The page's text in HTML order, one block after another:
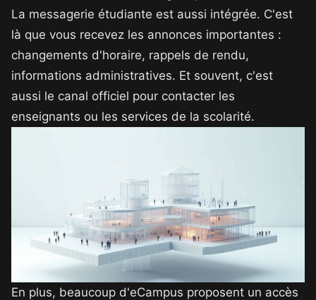
La messagerie étudiante est aussi intégrée. C'est
là que vous recevez les annonces importantes :
changements d'horaire, rappels de rendu,
informations administratives. Et souvent, c'est
aussi le canal officiel pour contacter les
enseignants ou les services de la scolarité.
En plus, beaucoup d'eCampus proposent un accès